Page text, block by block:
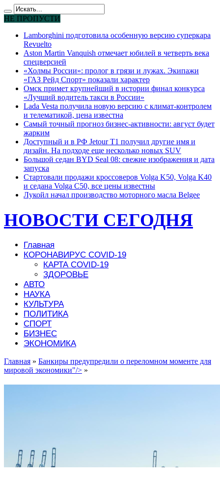
НЕ ПРОПУСТИ
Lamborghini подготовила особенную версию суперкара
Revuelto
Aston Martin Vanquish отмечает юбилей в четверть века
спецверсией
«Холмы России»: пролог в грязи и лужах. Экипажи
«ГАЗ Рейд Спорт» показали характер
Омск примет крупнейший в истории финал конкурса
«Лучший водитель такси в России»
Lada Vesta получила новую версию с климат-контролем
и телематикой, цена известна
Самый точный прогноз бизнес-активности: август будет
жарким
Доступный и в РФ Jetour T1 получил другие имя и
дизайн. На подходе еще несколько новых SUV
Большой седан BYD Seal 08: свежие изображения и дата
запуска
Стартовали продажи кроссоверов Volga K50, Volga K40
и седана Volga C50, все цены известны
Лукойл начал производство моторного масла Belgee
НОВОСТИ СЕГОДНЯ
Главная
КОРОНАВИРУС COVID-19
КАРТА COVID-19
ЗДОРОВЬЕ
АВТО
НАУКА
КУЛЬТУРА
ПОЛИТИКА
СПОРТ
БИЗНЕС
ЭКОНОМИКА
Главная » Банкиры предупредили о переломном моменте для
мировой экономики"/> »